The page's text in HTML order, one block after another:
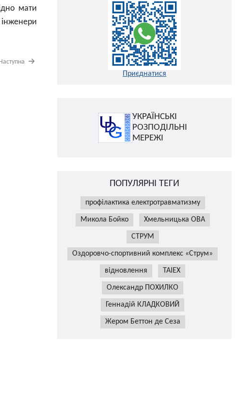
мати
Приєднатися
УКРАЇНСЬКІ
РОЗПОДІЛЬНІ
МЕРЕЖІ
ПОПУЛЯРНІ ТЕГИ
профілактика електротравматизму
Микола Бойко Хмельницька ОВА
СТРУМ
Оздоровчо-спортивний комплекс «Струм»
відновлення TAIEX
Олександр ПОХИЛКО
Геннадій КЛАДКОВИЙ
Жером Беттон де Сеза